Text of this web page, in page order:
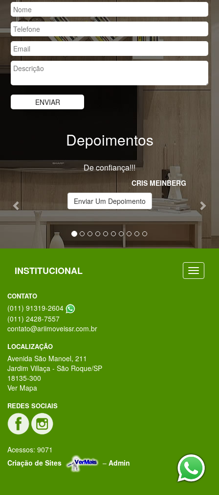
Depoimentos
De confiança!!!
CRIS MEINBERG
Previous
Enviar Um Depoimento
INSTITUCIONAL
CONTATO
(011) 91319-2604
(011) 2428-7557
contato@ariimoveissr.com.br
LOCALIZAÇÃO
Avenida São Manoel, 211
Jardim Villaça - São Roque/SP
18135-300
Ver Mapa
REDES SOCIAIS
Acessos: 9071
Criação de Sites
– Admin